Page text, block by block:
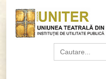
Search
for: